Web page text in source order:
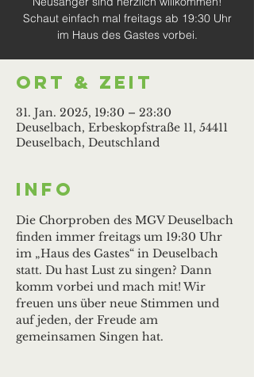
Schaut einfach mal freitags ab 19:30 Uhr
im Haus des Gastes vorbei.
Ort & Zeit
31. Jan. 2025, 19:30 – 23:30
Deuselbach, Erbeskopfstraße 11, 54411
Deuselbach, Deutschland
Info
Die Chorproben des MGV Deuselbach
finden immer freitags um 19:30 Uhr
im „Haus des Gastes“ in Deuselbach
statt. Du hast Lust zu singen? Dann
komm vorbei und mach mit! Wir
freuen uns über neue Stimmen und
auf jeden, der Freude am
gemeinsamen Singen hat.